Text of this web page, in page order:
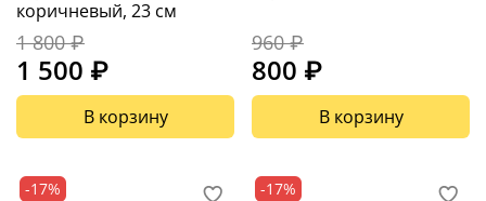
коричневый, 23 см
1 800 ₽
1 500 ₽
В корзину
960 ₽
800 ₽
В корзину
-17% -17%